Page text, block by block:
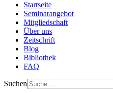
Startseite
Seminarangebot
Mitgliedschaft
Über uns
Zeitschrift
Blog
Bibliothek
FAQ
Suchen